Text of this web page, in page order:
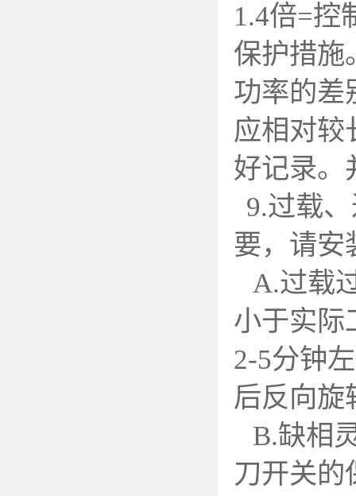
1.4倍=控
保护措施
功率的差
应相对较
好记录。
9.过载
要，请安
A.过载
小于实际
2-5分钟
后反向旋
B.缺相
刀开关的